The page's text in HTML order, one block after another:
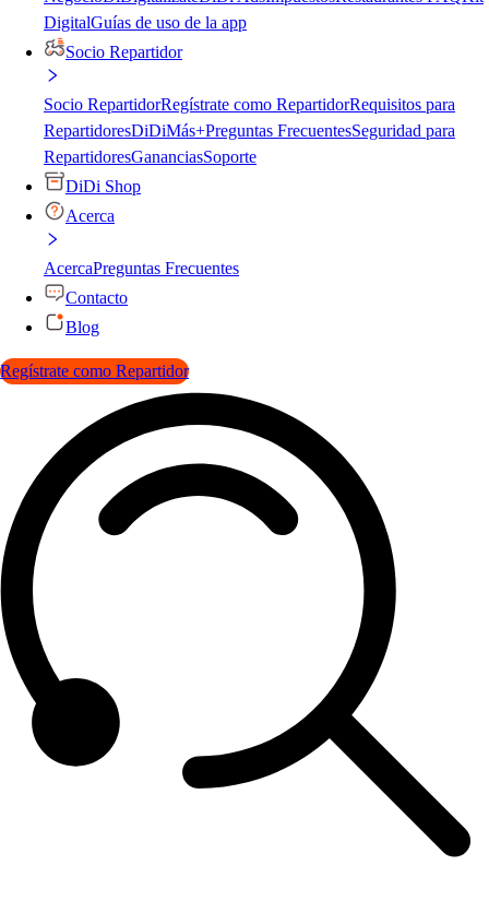
DigitalGuías de uso de la app
Socio Repartidor
Socio RepartidorRegístrate como RepartidorRequisitos para
RepartidoresDiDiMás+Preguntas FrecuentesSeguridad para
RepartidoresGananciasSoporte
DiDi Shop
Acerca
AcercaPreguntas Frecuentes
Contacto
Blog
Regístrate como Repartidor